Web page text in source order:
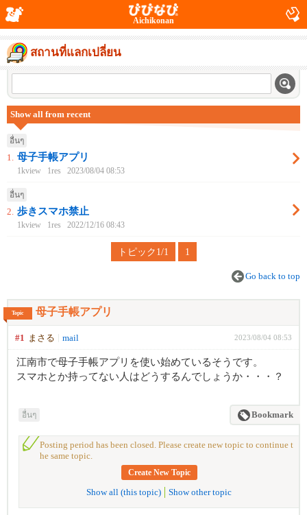
Aichikonan
สถานที่แลกเปลี่ยน
Show all from recent
อื่นๆ
1. 母子手帳アプリ
1kview 1res 2023/08/04 08:53
อื่นๆ
2. 歩きスマホ禁止
1kview 1res 2022/12/16 08:43
トピック1/1 1
Go back to top
Topic 母子手帳アプリ
#1 まさる mail 2023/08/04 08:53
江南市で母子手帳アプリを使い始めているそうです。
スマホとか持ってない人はどうするんでしょうか・・・？
อื่นๆ Bookmark
Posting period has been closed. Please create new topic to continue t
he same topic.
Create New Topic
Show all (this topic) Show other topic